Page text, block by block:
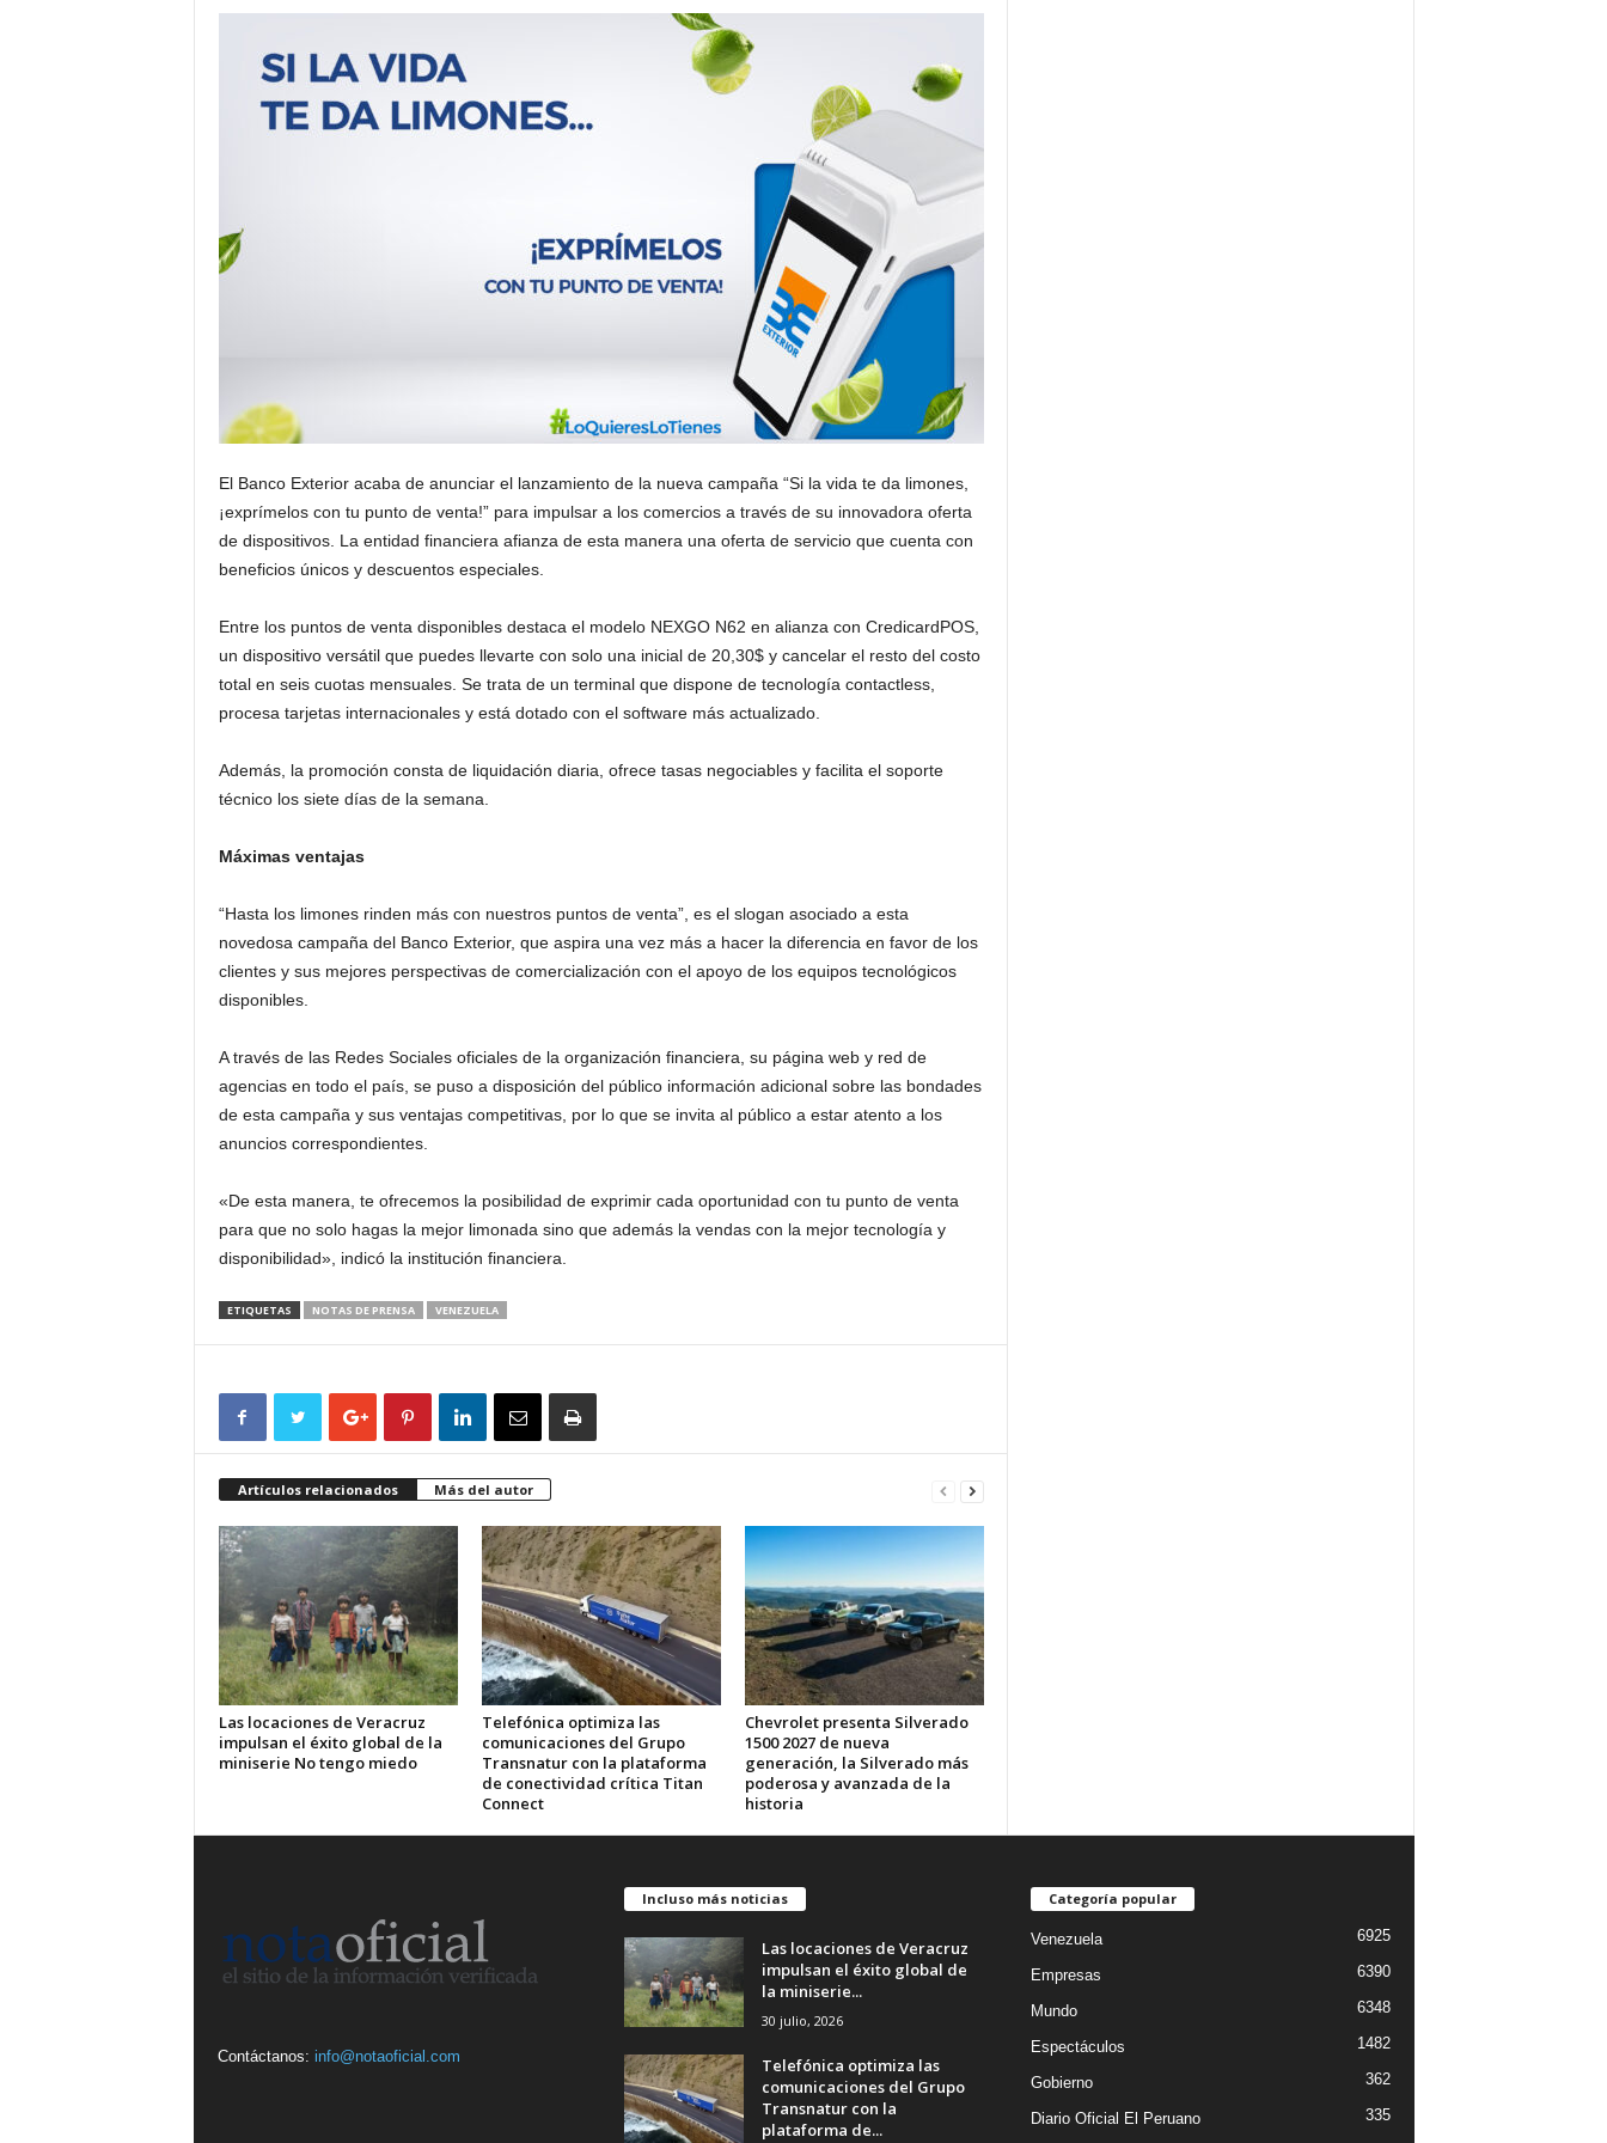
El Banco Exterior acaba de anunciar el lanzamiento de la nueva campaña “Si la vida te da limones,
¡exprímelos con tu punto de venta!” para impulsar a los comercios a través de su innovadora oferta
de dispositivos. La entidad financiera afianza de esta manera una oferta de servicio que cuenta con
beneficios únicos y descuentos especiales.
Entre los puntos de venta disponibles destaca el modelo NEXGO N62 en alianza con CredicardPOS,
un dispositivo versátil que puedes llevarte con solo una inicial de 20,30$ y cancelar el resto del costo
total en seis cuotas mensuales. Se trata de un terminal que dispone de tecnología contactless,
procesa tarjetas internacionales y está dotado con el software más actualizado.
Además, la promoción consta de liquidación diaria, ofrece tasas negociables y facilita el soporte
técnico los siete días de la semana.
Máximas ventajas
“Hasta los limones rinden más con nuestros puntos de venta”, es el slogan asociado a esta
novedosa campaña del Banco Exterior, que aspira una vez más a hacer la diferencia en favor de los
clientes y sus mejores perspectivas de comercialización con el apoyo de los equipos tecnológicos
disponibles.
A través de las Redes Sociales oficiales de la organización financiera, su página web y red de
agencias en todo el país, se puso a disposición del público información adicional sobre las bondades
de esta campaña y sus ventajas competitivas, por lo que se invita al público a estar atento a los
anuncios correspondientes.
«De esta manera, te ofrecemos la posibilidad de exprimir cada oportunidad con tu punto de venta
para que no solo hagas la mejor limonada sino que además la vendas con la mejor tecnología y
disponibilidad», indicó la institución financiera.
ETIQUETAS NOTAS DE PRENSA VENEZUELA
Artículos relacionados Más del autor
Las locaciones de Veracruz
impulsan el éxito global de la
miniserie No tengo miedo
Telefónica optimiza las
comunicaciones del Grupo
Transnatur con la plataforma
de conectividad crítica Titan
Connect
Chevrolet presenta Silverado
1500 2027 de nueva
generación, la Silverado más
poderosa y avanzada de la
historia
Contáctanos: info@notaoficial.com
Incluso más noticias
Las locaciones de Veracruz
impulsan el éxito global de
la miniserie...
30 julio, 2026
Telefónica optimiza las
comunicaciones del Grupo
Transnatur con la
plataforma de...
Categoría popular
Venezuela 6925
Empresas 6390
Mundo 6348
Espectáculos 1482
Gobierno 362
Diario Oficial El Peruano
335